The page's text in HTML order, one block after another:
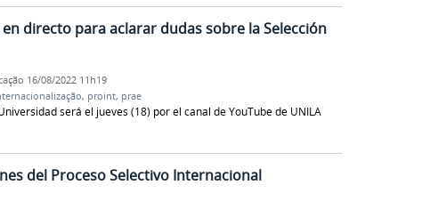
directo para aclarar dudas sobre la Selección
16/08/2022 11h19
, proint, prae
será el jueves (18) por el canal de YouTube de UNILA
del Proceso Selectivo Internacional